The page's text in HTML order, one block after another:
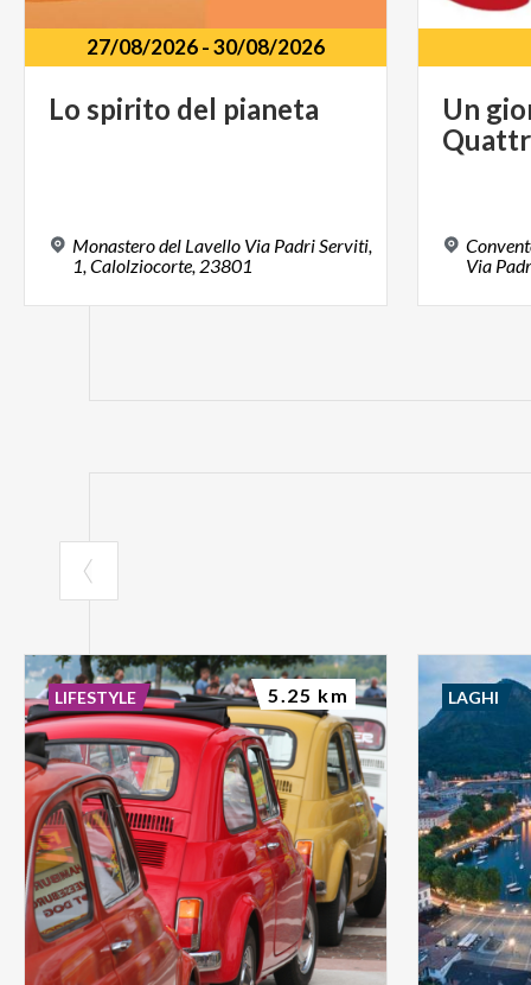
27/08/2026-30/08/2026
Lo spirito del pianeta
Monastero del Lavello Via Padri Serviti,
1, Calolziocorte, 23801
Un
LIFESTYLE 5.25 km LAGHI